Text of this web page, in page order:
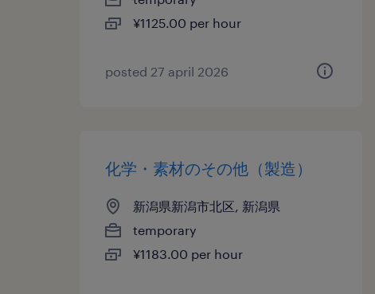
¥1125.00 per hour
posted 27 april 2026
化学・素材のその他（製造）
新潟県新潟市北区, 新潟県
temporary
¥1183.00 per hour